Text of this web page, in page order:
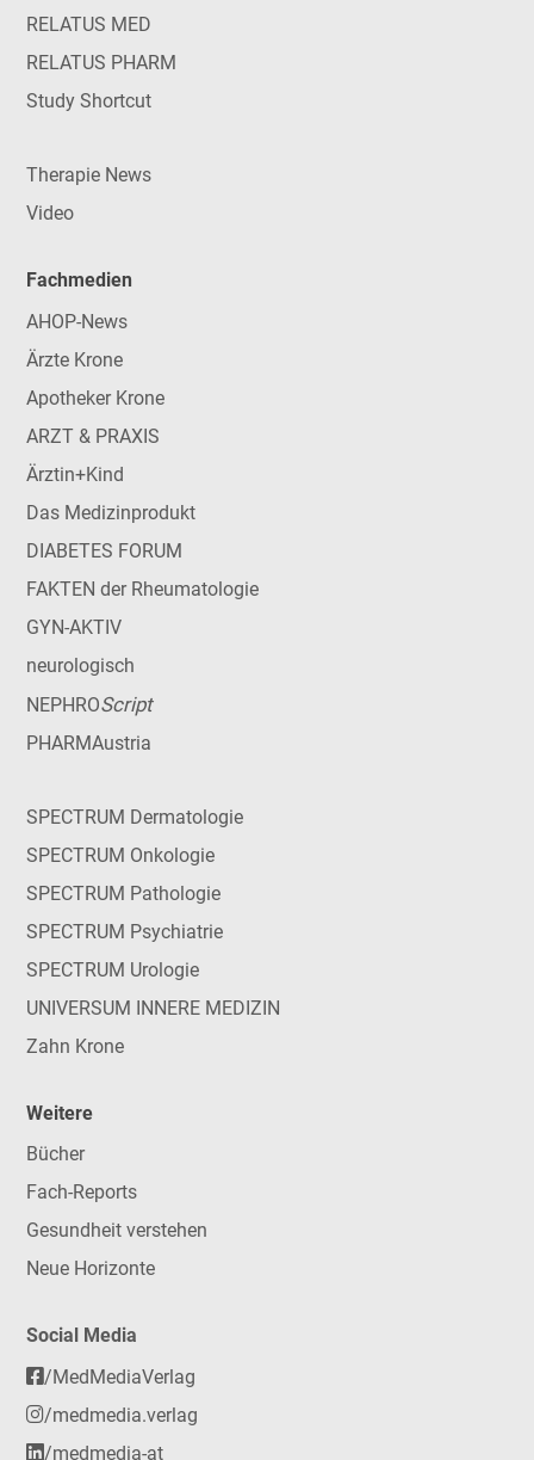
RELATUS MED
RELATUS PHARM
Study Shortcut
Therapie News
Video
Fachmedien
AHOP-News
Ärzte Krone
Apotheker Krone
ARZT & PRAXIS
Ärztin+Kind
Das Medizinprodukt
DIABETES FORUM
FAKTEN der Rheumatologie
GYN-AKTIV
neurologisch
NEPHROScript
PHARMAustria
SPECTRUM Dermatologie
SPECTRUM Onkologie
SPECTRUM Pathologie
SPECTRUM Psychiatrie
SPECTRUM Urologie
UNIVERSUM INNERE MEDIZIN
Zahn Krone
Weitere
Bücher
Fach-Reports
Gesundheit verstehen
Neue Horizonte
Social Media
/MedMediaVerlag
/medmedia.verlag
/medmedia-at